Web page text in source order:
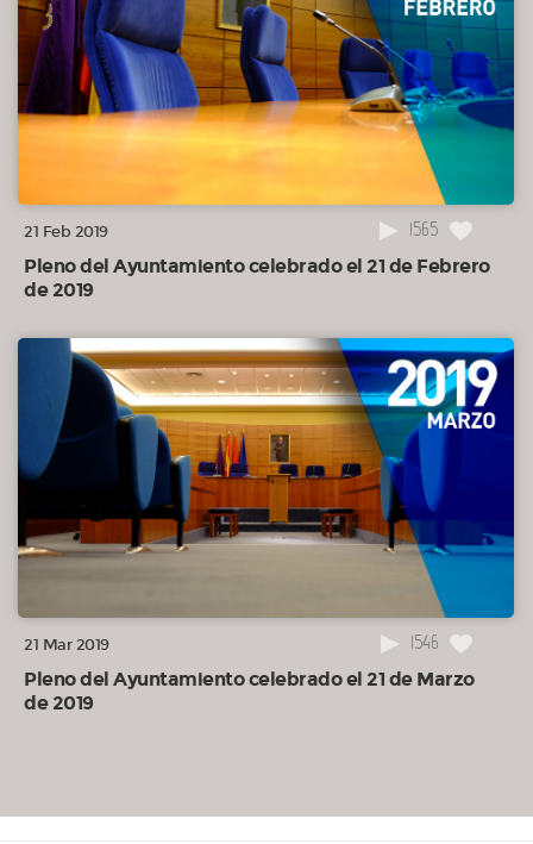
19o.- Ruegos con una semana de antelación.
02:58:39
20o.- Ruegos formulados en plazo con posterioridad a la
convocatoria
21 Feb 2019 1565
Pleno del Ayuntamiento celebrado el 21 de Febrero
de 2019
21 Mar 2019 1546
Pleno del Ayuntamiento celebrado el 21 de Marzo
de 2019